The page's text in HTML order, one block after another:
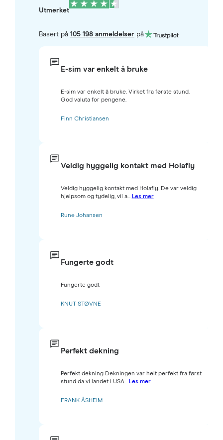
Utmerket
Basert på 105 198 anmeldelserpå
E-sim var enkelt å bruke
E-sim var enkelt å bruke. Virket fra første stund.
God valuta for pengene.
Finn Christiansen
Veldig hyggelig kontakt med Holafly
Veldig hyggelig kontakt med Holafly. De var veldig
hjelpsom og tydelig, vil a... Les mer
Rune Johansen
Fungerte godt
Fungerte godt
KNUT STØVNE
Perfekt dekning
Perfekt dekning Dekningen var helt perfekt fra først
stund da vi landet i USA... Les mer
FRANK ÅSHEIM